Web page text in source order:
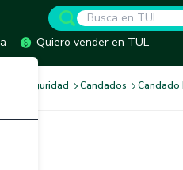
Quiero vender en TUL
de Seguridad Candados Candado